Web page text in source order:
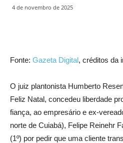
4 de novembro de 2025
Fonte: Gazeta Digital, créditos da
O juiz plantonista Humberto
Feliz Natal, concedeu liberdade
fiança, ao empresário e ex-
norte de Cuiabá), Felipe Reinehr
(1º) por pedir que uma cliente